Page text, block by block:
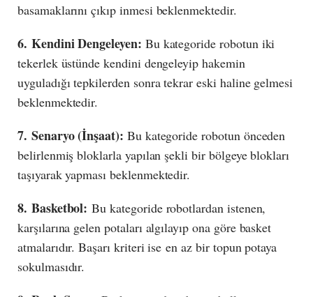
basamaklarını çıkıp inmesi beklenmektedir.
6. Kendini Dengeleyen: Bu kategoride robotun iki
tekerlek üstünde kendini dengeleyip hakemin
uyguladığı tepkilerden sonra tekrar eski haline gelmesi
beklenmektedir.
7. Senaryo (İnşaat): Bu kategoride robotun önceden
belirlenmiş bloklarla yapılan şekli bir bölgeye blokları
taşıyarak yapması beklenmektedir.
8. Basketbol: Bu kategoride robotlardan istenen,
karşılarına gelen potaları algılayıp ona göre basket
atmalarıdır. Başarı kriteri ise en az bir topun potaya
sokulmasıdır.